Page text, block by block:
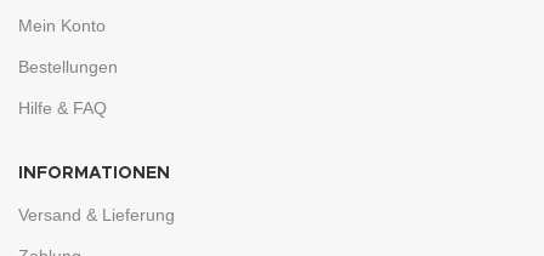
Mein Konto
Bestellungen
Hilfe & FAQ
INFORMATIONEN
Versand & Lieferung